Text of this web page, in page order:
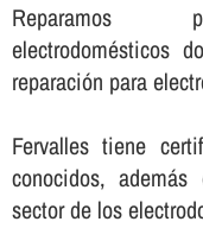
Reparamos
electrodomésticos
reparación para
Fervalles tiene
conocidos,
sector de los